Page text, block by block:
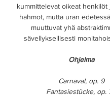
kummittelevat oikeat henkilöt
hahmot, mutta uran
muuttuvat yhä
sävellyksellisesti
Ohjelma
Carnaval, op. 9
Fantasiestücke, op.